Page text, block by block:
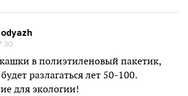
в полиэтиленовый пакетик,
разлагаться лет 50-100.
для экологии!